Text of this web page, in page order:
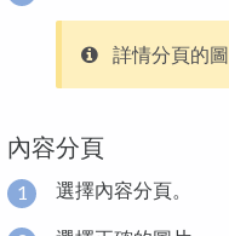
詳情分頁的
內容分頁
選擇內容分頁。